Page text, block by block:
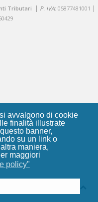
avvalgono di cookie
finalità illustrate
banner,
su un link o
maniera,
maggiori
policy"
Tributari | P. IVA: 05877481001 |